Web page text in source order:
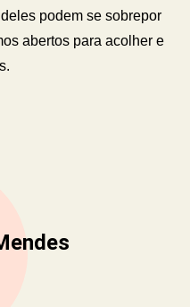
podem se sobrepor
abertos para acolher e